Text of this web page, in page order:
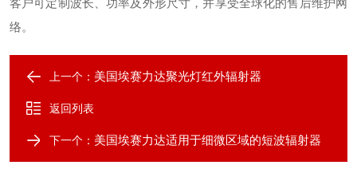
客户可定制波长、功率及外形尺寸，并享受全球化的售后维护网
络。
上一个： 美国埃赛力达聚光灯红外辐射器
返回列表
下一个： 美国埃赛力达适用于细微区域的短波辐射器